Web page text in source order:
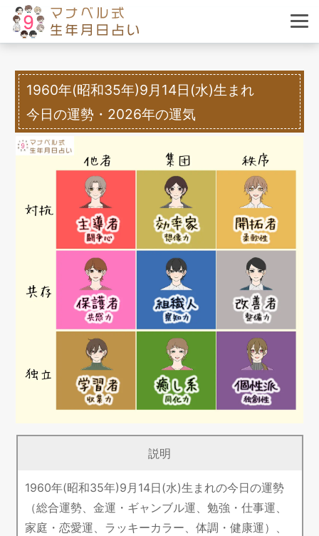
1960年(昭和35年)9月14日(水)生まれ
今日の運勢・2026年の運気
説明
1960年(昭和35年)9月14日(水)生まれの今日の運勢
（総合運勢、金運・ギャンブル運、勉強・仕事運、
家庭・恋愛運、ラッキーカラー、体調・健康運）、